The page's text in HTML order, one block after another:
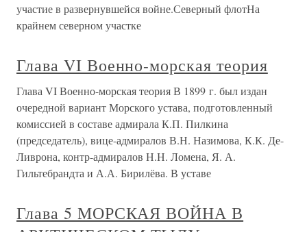
участие в развернувшейся войне.Северный флотНа
крайнем северном участке
Глава VI Военно-морская теория
Глава VI Военно-морская теория В 1899 г. был издан
очередной вариант Морского устава, подготовленный
комиссией в составе адмирала К.П. Пилкина
(председатель), вице-адмиралов В.Н. Назимова, К.К. Де-
Ливрона, контр-адмиралов Н.Н. Ломена, Я. А.
Гильтебрандта и А.А. Бирилёва. В уставе
Глава 5 МОРСКАЯ ВОЙНА В